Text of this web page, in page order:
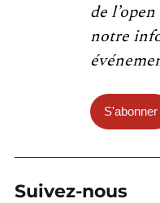
de
notre
S'abonner
Suivez-nous